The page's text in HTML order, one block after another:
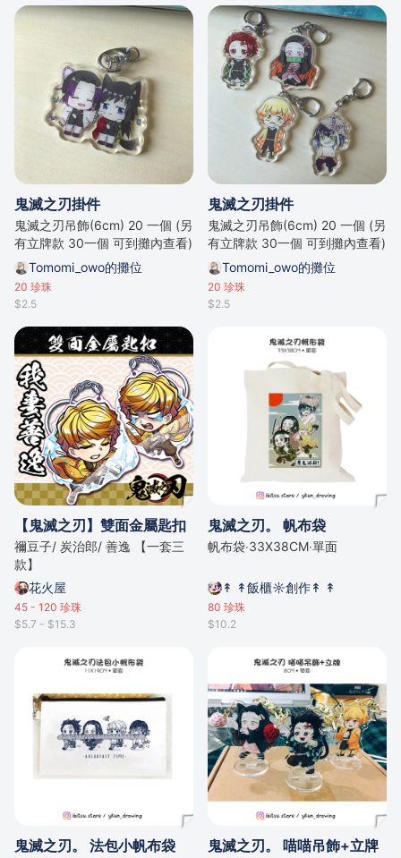
鬼滅之刃掛件
鬼滅之刃吊飾(6cm) 20 一個 (另
有立牌款 30一個 可到攤內查看)
Tomomi_owo的攤位
20 珍珠
$2.5
鬼滅之刃掛件
鬼滅之刃吊飾(6cm) 20 一個 (另
有立牌款 30一個 可到攤內查看)
Tomomi_owo的攤位
20 珍珠
$2.5
【鬼滅之刃】雙面金屬匙扣
禰豆子/ 炭治郎/ 善逸 【一套三
款】
花火屋
45 - 120 珍珠
$5.7 - $15.3
鬼滅之刃。 帆布袋
帆布袋‧33X38CM‧單面
↟ ↟飯櫃☼創作↟ ↟
80 珍珠
$10.2
鬼滅之刃。 法包小帆布袋 鬼滅之刃。 喵喵吊飾+立牌